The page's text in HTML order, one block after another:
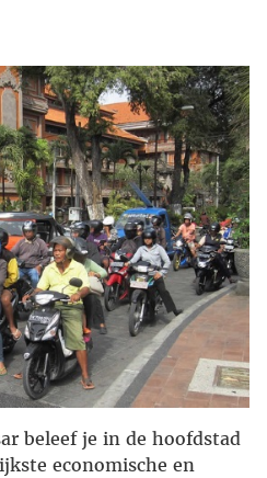
beleef je in de hoofdstad
economische en